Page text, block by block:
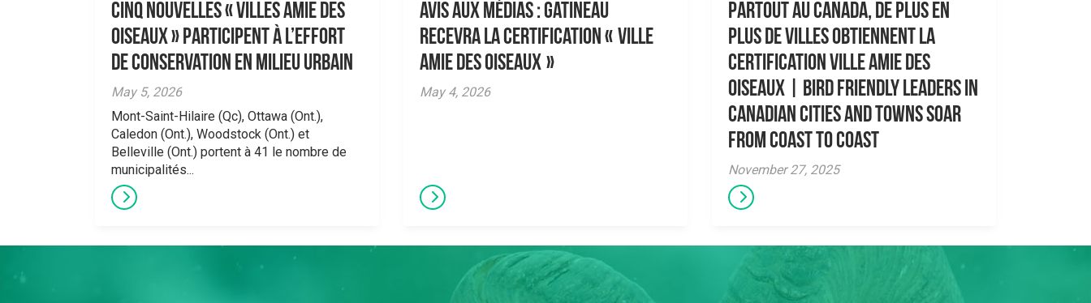
Cinq nouvelles « Villes amie des
oiseaux » participent à l’effort
de conservation en milieu urbain
May 5, 2026
Mont-Saint-Hilaire (Qc), Ottawa (Ont.),
Caledon (Ont.), Woodstock (Ont.) et
Belleville (Ont.) portent à 41 le nombre de
municipalités...
AVIS AUX MÉDIAS : Gatineau
recevra la certification « Ville
amie des oiseaux »
May 4, 2026
Partout au Canada, de plus en
plus de villes obtiennent la
certification Ville amie des
oiseaux | Bird Friendly Leaders in
Canadian Cities and Towns Soar
From Coast to Coast
November 27, 2025